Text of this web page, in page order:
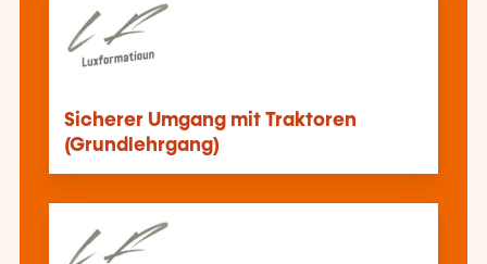
Sicherer Umgang mit Traktoren
(Grundlehrgang)